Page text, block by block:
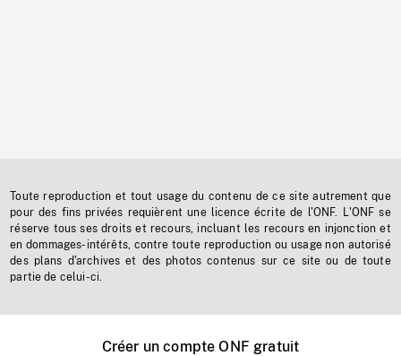
Toute reproduction et tout usage du contenu de ce site autrement que
pour des fins privées requièrent une licence écrite de l'ONF. L'ONF se
réserve tous ses droits et recours, incluant les recours en injonction et
en dommages-intérêts, contre toute reproduction ou usage non autorisé
des plans d'archives et des photos contenus sur ce site ou de toute
partie de celui-ci.
Créer un compte ONF gratuit